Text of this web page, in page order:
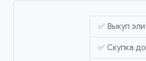
✅ Выкуп
✅ Скупка